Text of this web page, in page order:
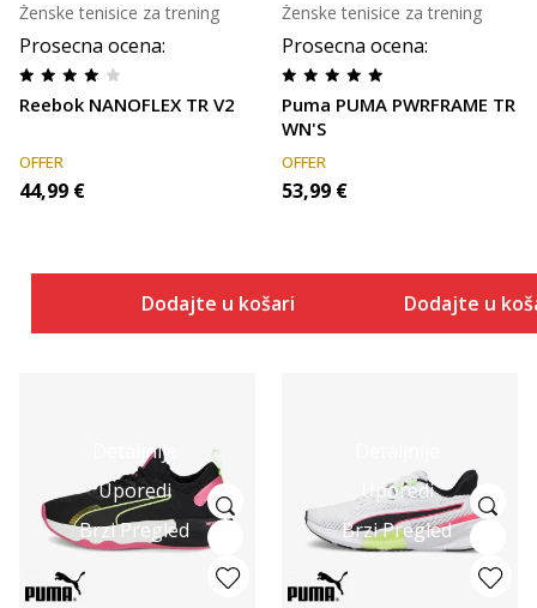
Prosecna ocena:
Reebok NANOFLEX TR V2
Ženske tenisice za trening
OFFER
44,99 €
Dodajte u košaricu
Prosecna ocena:
Puma PUMA PWRFRAME TR
WN'S
Ženske tenisice za trening
OFFER
53,99 €
Dodajte u
Detaljnije
Uporedi
Brzi Pregled
Uporedi
Brzi Pregled